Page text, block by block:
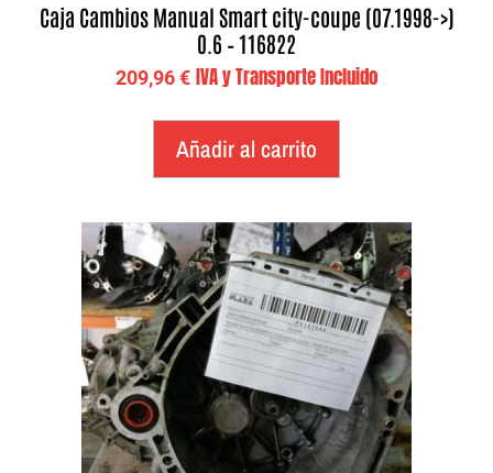
Caja Cambios Manual Smart city-coupe (07.1998->)
0.6 – 116822
209,96€ IVA y Transporte Incluido
Añadir al carrito